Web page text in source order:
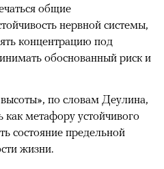
общие
нервной системы,
концентрацию под
обоснованный риск и
по словам Деулина,
метафору устойчивого
состояние предельной
жизни.